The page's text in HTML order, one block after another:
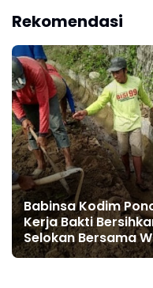
Rekomendasi
Babinsa Kodim
Kerja Bakti
Selokan Bersama
Siwalan